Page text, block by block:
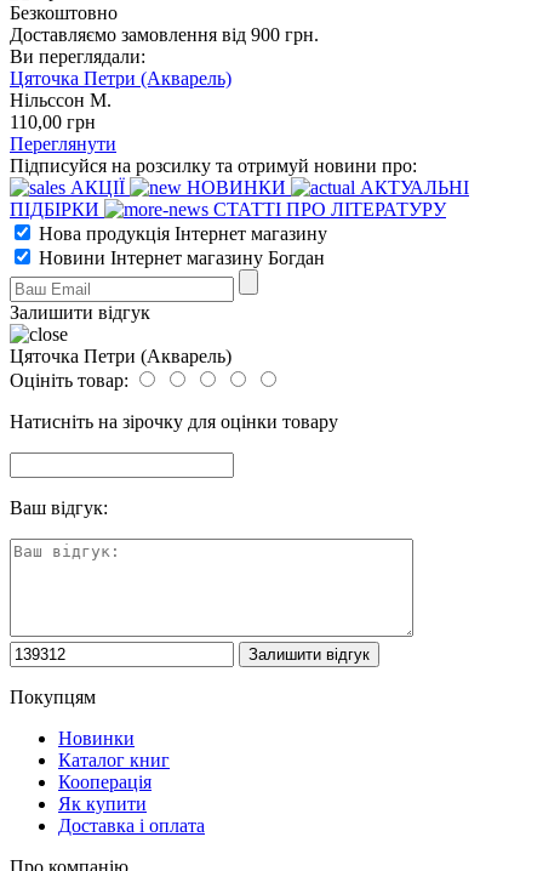
Безкоштовно
Доставляємо замовлення від 900 грн.
Ви переглядали:
Цяточка Петри (Акварель)
Нільссон М.
110,00 грн
Переглянути
Підписуйся на розсилку та отримуй новини про:
АКЦІЇ
НОВИНКИ
АКТУАЛЬНІ
ПІДБІРКИ
СТАТТІ ПРО ЛІТЕРАТУРУ
Нова продукція Інтернет магазину
Новини Інтернет магазину Богдан
Залишити відгук
Цяточка Петри (Акварель)
Оцініть товар:
Натисніть на зірочку для оцінки товару
Ваш відгук:
Покупцям
Новинки
Каталог книг
Кооперація
Як купити
Доставка і оплата
Про компанію